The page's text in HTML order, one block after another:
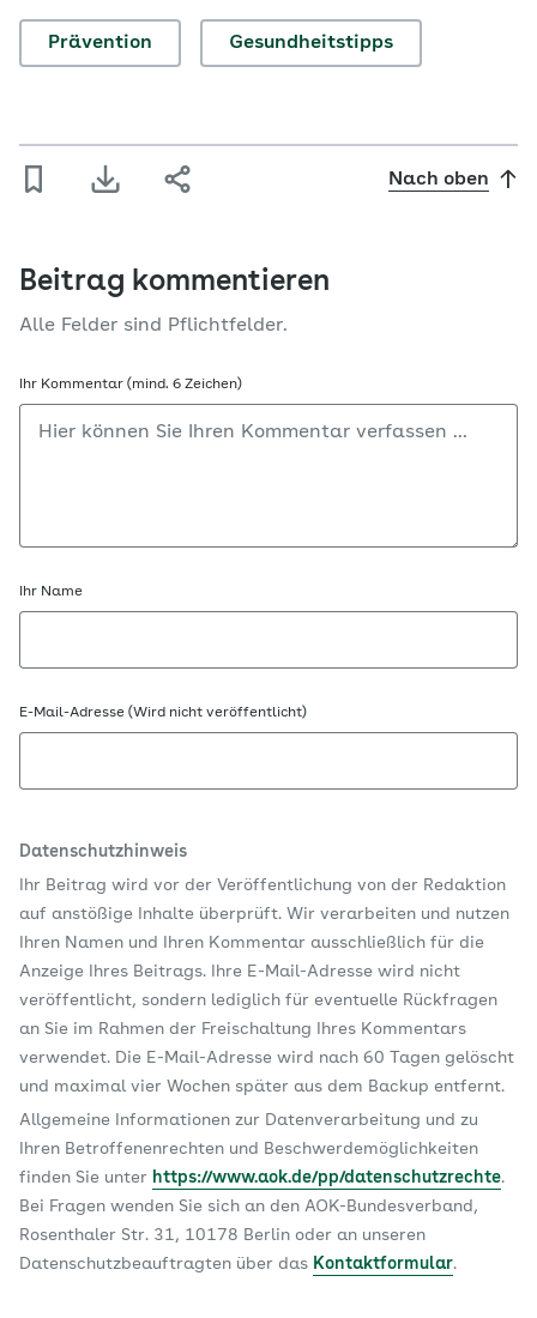
Prävention Gesundheitstipps
Nach oben
Beitrag kommentieren
Alle Felder sind Pflichtfelder.
Ihr Kommentar (mind. 6 Zeichen)
Ihr Name
E-Mail-Adresse (Wird nicht veröffentlicht)
Datenschutzhinweis
Ihr Beitrag wird vor der Veröffentlichung von der Redaktion
auf anstößige Inhalte überprüft. Wir verarbeiten und nutzen
Ihren Namen und Ihren Kommentar ausschließlich für die
Anzeige Ihres Beitrags. Ihre E-Mail-Adresse wird nicht
veröffentlicht, sondern lediglich für eventuelle Rückfragen
an Sie im Rahmen der Freischaltung Ihres Kommentars
verwendet. Die E-Mail-Adresse wird nach 60 Tagen gelöscht
und maximal vier Wochen später aus dem Backup entfernt.
Allgemeine Informationen zur Datenverarbeitung und zu
Ihren Betroffenenrechten und Beschwerdemöglichkeiten
finden Sie unter https://www.aok.de/pp/datenschutzrechte.
Bei Fragen wenden Sie sich an den AOK-Bundesverband,
Rosenthaler Str. 31, 10178 Berlin oder an unseren
Datenschutzbeauftragten über das Kontaktformular.